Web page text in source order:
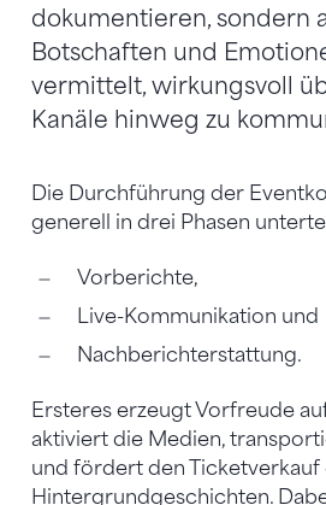
dokumentieren, sondern
Botschaften und
vermittelt, wirkungsvoll
Kanäle hinweg zu
Die Durchführung der
generell in drei Phasen
Vorberichte,
Live-Kommunikation und
Nachberichterstattung.
Ersteres erzeugt Vorfreude
aktiviert die Medien,
und fördert den Ticketverkauf
Hintergrundgeschichten.